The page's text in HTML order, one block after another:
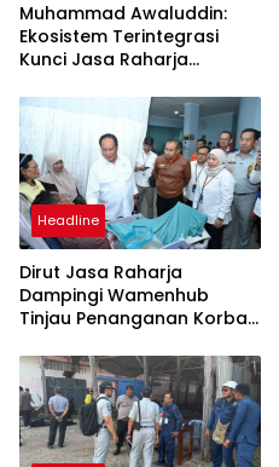
Muhammad Awaluddin:
Ekosistem Terintegrasi
Kunci Jasa Raharja
Maksimal Kepada
Masyarakat
Headline
Dirut Jasa Raharja
Dampingi Wamenhub
Tinjau Penanganan Korban
PHC Surabaya